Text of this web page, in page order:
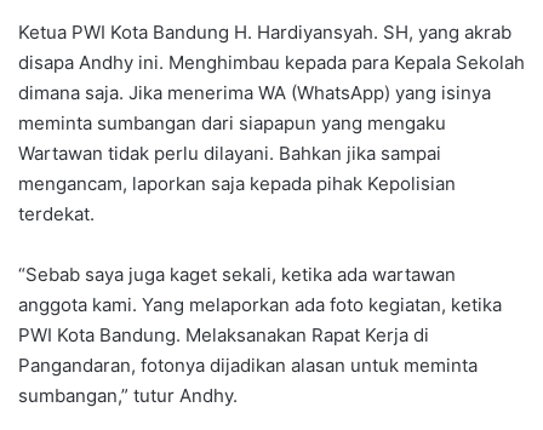
Ketua PWI Kota Bandung H. Hardiyansyah. SH, yang akrab
disapa Andhy ini. Menghimbau kepada para Kepala Sekolah
dimana saja. Jika menerima WA (WhatsApp) yang isinya
meminta sumbangan dari siapapun yang mengaku
Wartawan tidak perlu dilayani. Bahkan jika sampai
mengancam, laporkan saja kepada pihak Kepolisian
terdekat.
“Sebab saya juga kaget sekali, ketika ada wartawan
anggota kami. Yang melaporkan ada foto kegiatan, ketika
PWI Kota Bandung. Melaksanakan Rapat Kerja di
Pangandaran, fotonya dijadikan alasan untuk meminta
sumbangan,” tutur Andhy.